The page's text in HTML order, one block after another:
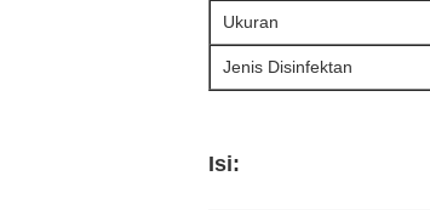
Ukuran
Jenis Disinfektan
Isi: